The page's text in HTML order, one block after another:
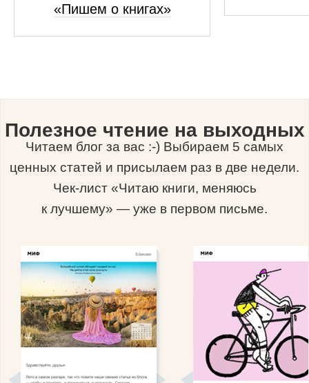
«Пишем о книгах»
Полезное чтение на выходных
Читаем блог за вас :-) Выбираем 5 самых
ценных статей и присылаем раз в две недели.
Чек-лист «Читаю книги, меняюсь
к лучшему» — уже в первом письме.